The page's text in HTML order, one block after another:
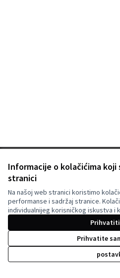
Informacije o kolačićima koji
stranici
Na našoj web stranici koristimo
performanse i sadržaj stranice.
individualnijeg korisničkog iskustva i
Prihvatite
Terms of Service
Postavke kolačića
Decidim Ljubljana na Facebooku
(Vanjska poveznica)
(Vanjska poveznica)
Za izradu internetske stranice